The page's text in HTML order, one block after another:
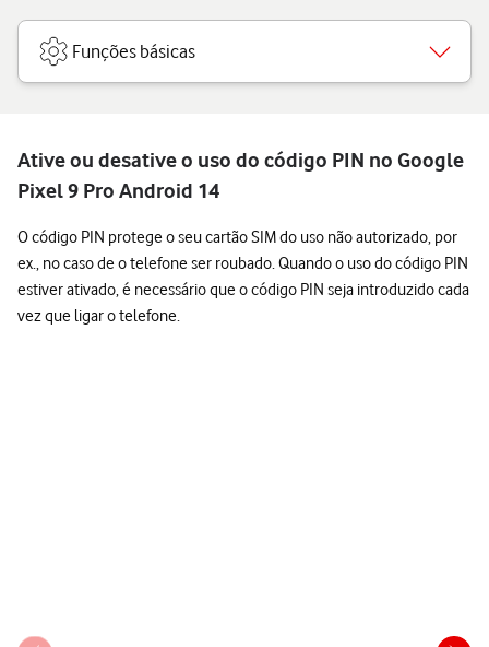
Funções básicas
Ative ou desative o uso do código PIN no Google
Pixel 9 Pro Android 14
O código PIN protege o seu cartão SIM do uso não autorizado, por
ex., no caso de o telefone ser roubado. Quando o uso do código PIN
estiver ativado, é necessário que o código PIN seja introduzido cada
vez que ligar o telefone.